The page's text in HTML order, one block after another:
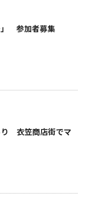
」 参加者募集
り 衣笠商店街でマ